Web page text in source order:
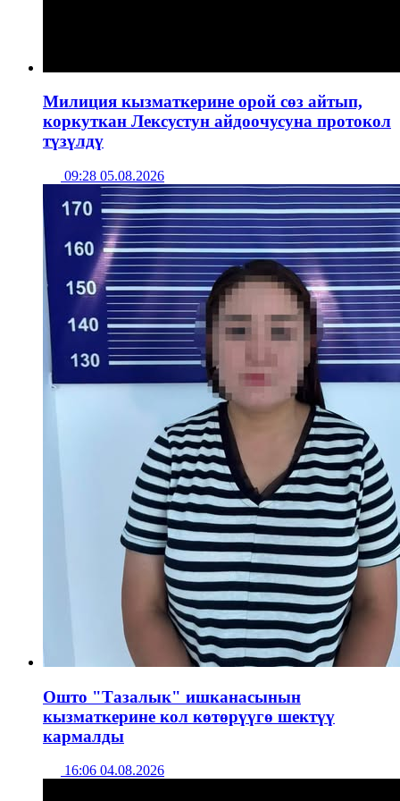
Милиция кызматкерине орой сөз айтып,
коркуткан Лексустун айдоочусуна протокол
түзүлдү
09:28 05.08.2026
Ошто "Тазалык" ишканасынын
кызматкерине кол көтөрүүгө шектүү
кармалды
16:06 04.08.2026